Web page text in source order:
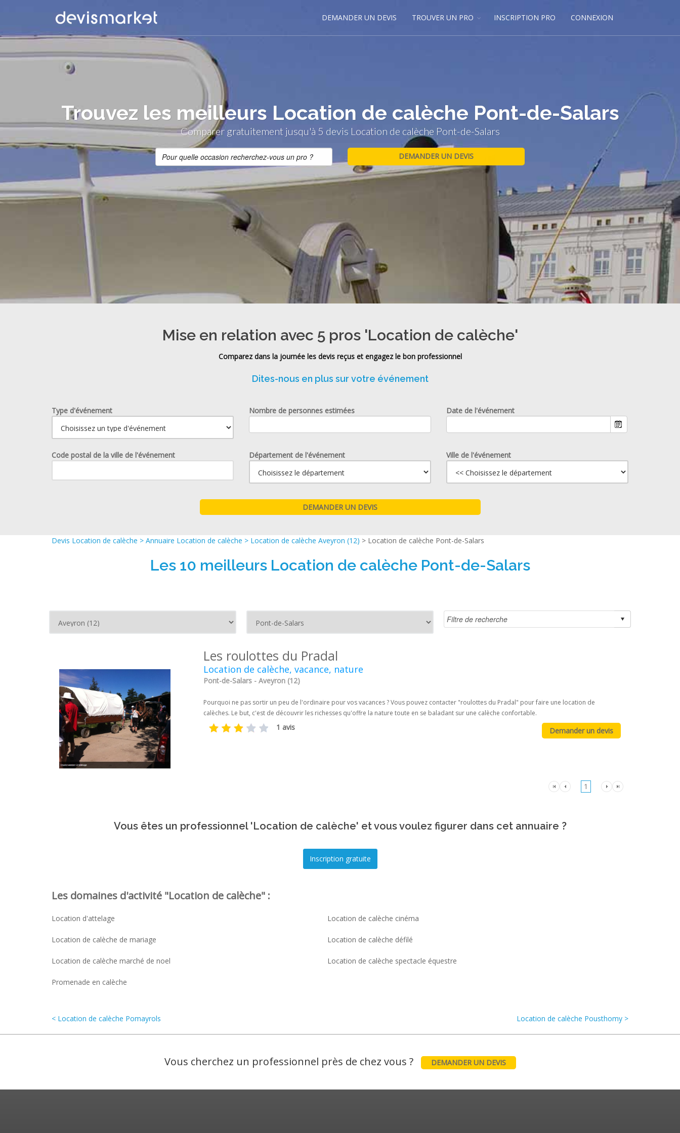
DEMANDER UN DEVIS TROUVER UN PRO INSCRIPTION PRO CONNEXION
Trouvez les meilleurs Location de calèche Pont-de-Salars
Comparer gratuitement jusqu'à 5 devis Location de calèche Pont-de-Salars
Mise en relation avec 5 pros 'Location de calèche'
Comparez dans la journée les devis reçus et engagez le bon professionnel
Dites-nous en plus sur votre événement
Type d'événement Nombre de personnes estimées
Date de l'événement
Code postal de la ville de l'événement Département de l'événement Ville de l'événement
Devis Location de calèche > Annuaire Location de calèche > Location de calèche Aveyron (12) > Location de calèche Pont-de-Salars
Les 10 meilleurs Location de calèche Pont-de-Salars
Les roulottes du Pradal
Location de calèche, vacance, nature
Pont-de-Salars - Aveyron (12)
Pourquoi ne pas sortir un peu de l'ordinaire pour vos vacances ? Vous pouvez contacter "roulottes du Pradal" pour faire une location de
calèches. Le but, c'est de découvrir les richesses qu'offre la nature toute en se baladant sur une calèche confortable.
1 avis
1
Vous êtes un professionnel 'Location de calèche' et vous voulez figurer dans cet annuaire ?
Les domaines d'activité "Location de calèche" :
Location d'attelage Location de calèche cinéma
Location de calèche de mariage Location de calèche défilé
Location de calèche marché de noel Location de calèche spectacle équestre
Promenade en calèche
< Location de calèche Pomayrols Location de calèche Pousthomy >
Vous cherchez un professionnel près de chez vous ? DEMANDER UN DEVIS